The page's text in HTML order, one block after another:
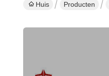
Huis Producten